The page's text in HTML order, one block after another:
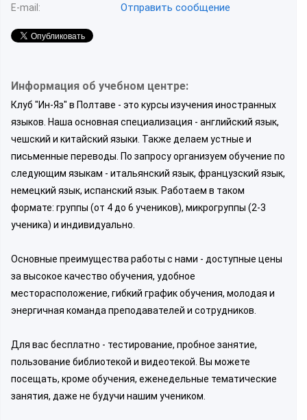
E-mail:
Отправить сообщение
Информация об учебном центре:
Клуб "Ин-Яз" в Полтаве - это курсы изучения иностранных
языков. Наша основная специализация - английский язык,
чешский и китайский языки. Также делаем устные и
письменные переводы. По запросу организуем обучение по
следующим языкам - итальянский язык, французский язык,
немецкий язык, испанский язык. Работаем в таком
формате: группы (от 4 до 6 учеников), микрогруппы (2-3
ученика) и индивидуально.
Основные преимущества работы с нами - доступные цены
за высокое качество обучения, удобное
месторасположение, гибкий график обучения, молодая и
энергичная команда преподавателей и сотрудников.
Для вас бесплатно - тестирование, пробное занятие,
пользование библиотекой и видеотекой. Вы можете
посещать, кроме обучения, еженедельные тематические
занятия, даже не будучи нашим учеником.